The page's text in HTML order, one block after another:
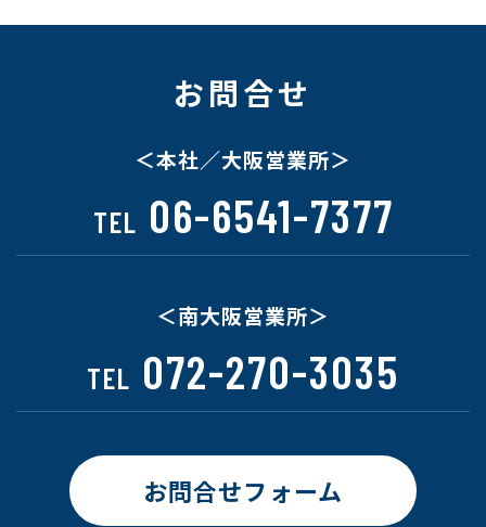
お問合せ
＜本社／大阪営業所＞
TEL 06-6541-7377
＜南大阪営業所＞
TEL 072-270-3035
お問合せフォーム